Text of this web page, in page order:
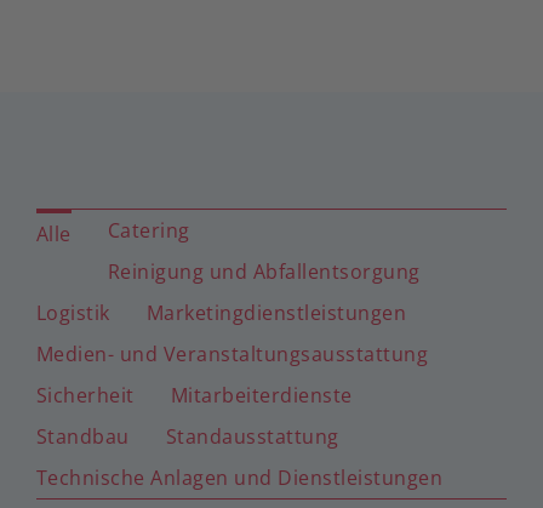
Alle
Catering
Reinigung und Abfallentsorgung
Logistik
Marketingdienstleistungen
Medien- und Veranstaltungsausstattung
Sicherheit
Mitarbeiterdienste
Standbau
Standausstattung
Technische Anlagen und Dienstleistungen